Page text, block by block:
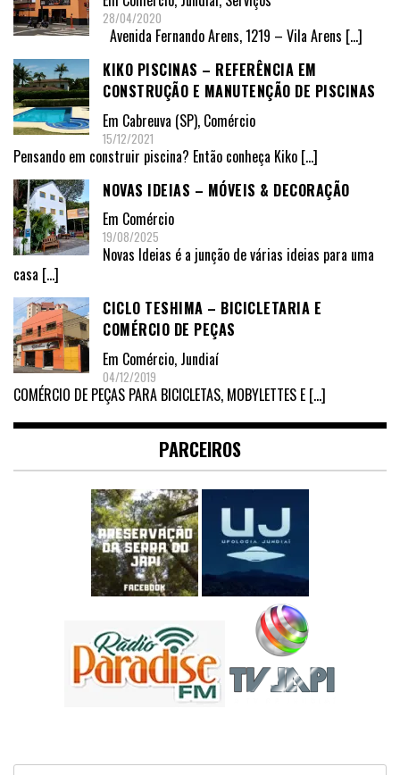
28/04/2020
Avenida Fernando Arens, 1219 – Vila Arens […]
KIKO PISCINAS – REFERÊNCIA EM
CONSTRUÇÃO E MANUTENÇÃO DE PISCINAS
Em Cabreuva (SP), Comércio
15/12/2021
Pensando em construir piscina? Então conheça Kiko […]
NOVAS IDEIAS – MÓVEIS & DECORAÇÃO
Em Comércio
19/08/2025
Novas Ideias é a junção de várias ideias para uma
casa […]
CICLO TESHIMA – BICICLETARIA E
COMÉRCIO DE PEÇAS
Em Comércio, Jundiaí
04/12/2019
COMÉRCIO DE PEÇAS PARA BICICLETAS, MOBYLETTES E […]
PARCEIROS